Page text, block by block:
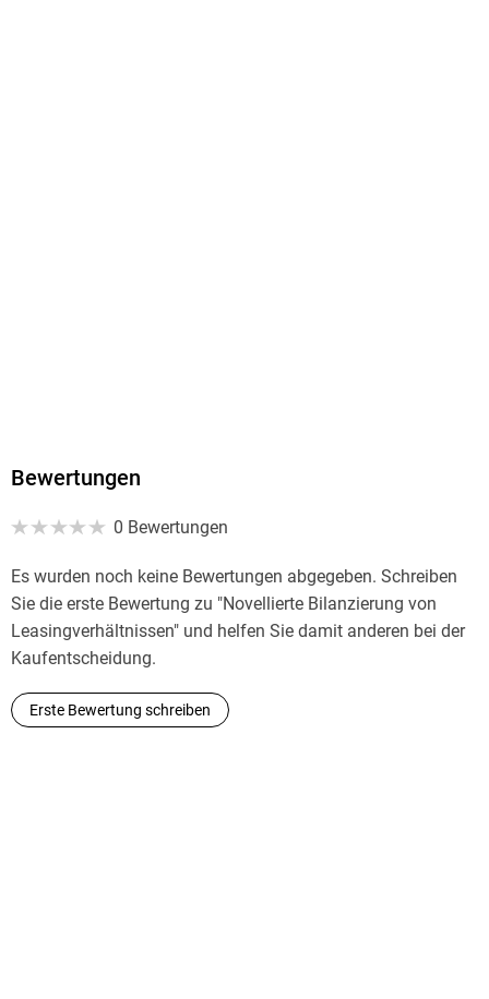
Bewertungen
0 Bewertungen
Es wurden noch keine Bewertungen abgegeben. Schreiben
Sie die erste Bewertung zu "Novellierte Bilanzierung von
Leasingverhältnissen" und helfen Sie damit anderen bei der
Kaufentscheidung.
Erste Bewertung schreiben